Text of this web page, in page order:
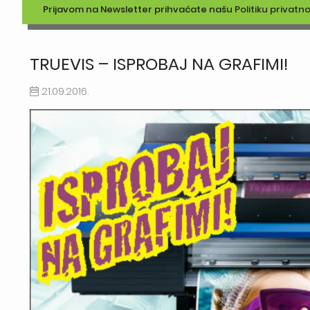
Prijavom na Newsletter prihvaćate našu Politiku
TRUEVIS – ISPROBAJ NA GRAFIMI!
21.09.2016.